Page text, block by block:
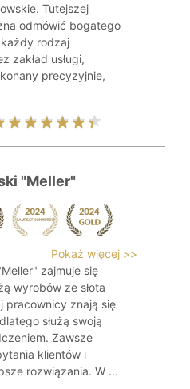
Tutejszej
odmówić bogatego
rodzaj
zakład usługi,
precyzyjnie,
"Meller"
Pokaż więcej >>
zajmuje się
wyrobów ze słota
pracownicy znają się
służą swoją
Zawsze
klientów i
rozwiązania. W ...